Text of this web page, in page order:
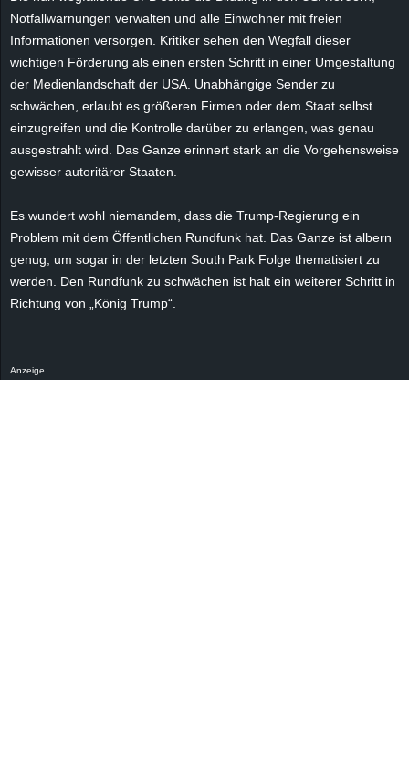
Notfallwarnungen verwalten und alle Einwohner mit freien
Informationen versorgen. Kritiker sehen den Wegfall dieser
wichtigen Förderung als einen ersten Schritt in einer Umgestaltung
der Medienlandschaft der USA. Unabhängige Sender zu
schwächen, erlaubt es größeren Firmen oder dem Staat selbst
einzugreifen und die Kontrolle darüber zu erlangen, was genau
ausgestrahlt wird. Das Ganze erinnert stark an die Vorgehensweise
gewisser autoritärer Staaten.
Es wundert wohl niemandem, dass die Trump-Regierung ein
Problem mit dem Öffentlichen Rundfunk hat. Das Ganze ist albern
genug, um sogar in der letzten South Park Folge thematisiert zu
werden. Den Rundfunk zu schwächen ist halt ein weiterer Schritt in
Richtung von „König Trump“.
Anzeige